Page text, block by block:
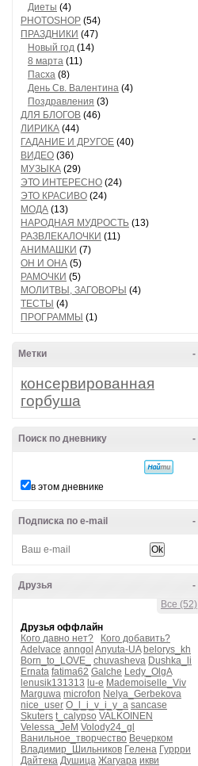
Диеты (4)
PHOTOSHOP (54)
ПРАЗДНИКИ (47)
Новый год (14)
8 марта (11)
Пасха (8)
День Св. Валентина (4)
Поздравления (3)
ДЛЯ БЛОГОВ (46)
ЛИРИКА (44)
ГАДАНИЕ И ДРУГОЕ (40)
ВИДЕО (36)
МУЗЫКА (29)
ЭТО ИНТЕРЕСНО (24)
ЭТО КРАСИВО (24)
МОДА (13)
НАРОДНАЯ МУДРОСТЬ (13)
РАЗВЛЕКАЛОЧКИ (11)
АНИМАШКИ (7)
ОН И ОНА (5)
РАМОЧКИ (5)
МОЛИТВЫ, ЗАГОВОРЫ (4)
ТЕСТЫ (4)
ПРОГРАММЫ (1)
-
Метки
консервированная
горбуша
-
Поиск по дневнику
в этом дневнике
-
Подписка по e-mail
-
Друзья
Все (52)
Друзья оффлайн
Кого давно нет?
Кого добавить?
Adelvace anngol Anyuta-UA belorys_kh
Born_to_LOVE_
chuvasheva Dushka_li
Ernata fatima62 Galche Ledy_OlgA
lenusik131313 lu-e Mademoiselle_Viv
Marguwa microfon Nelya_Gerbekova
nice_user O_l_i_v_i_y_a sancase
Skuters t_calypso VALKOINEN
Velessa_JeM Volody24_gl
Ванильное_творчество Вечерком
Владимир_Шильников Гелена Гуррри
Дайтека Душица Жагуара икви